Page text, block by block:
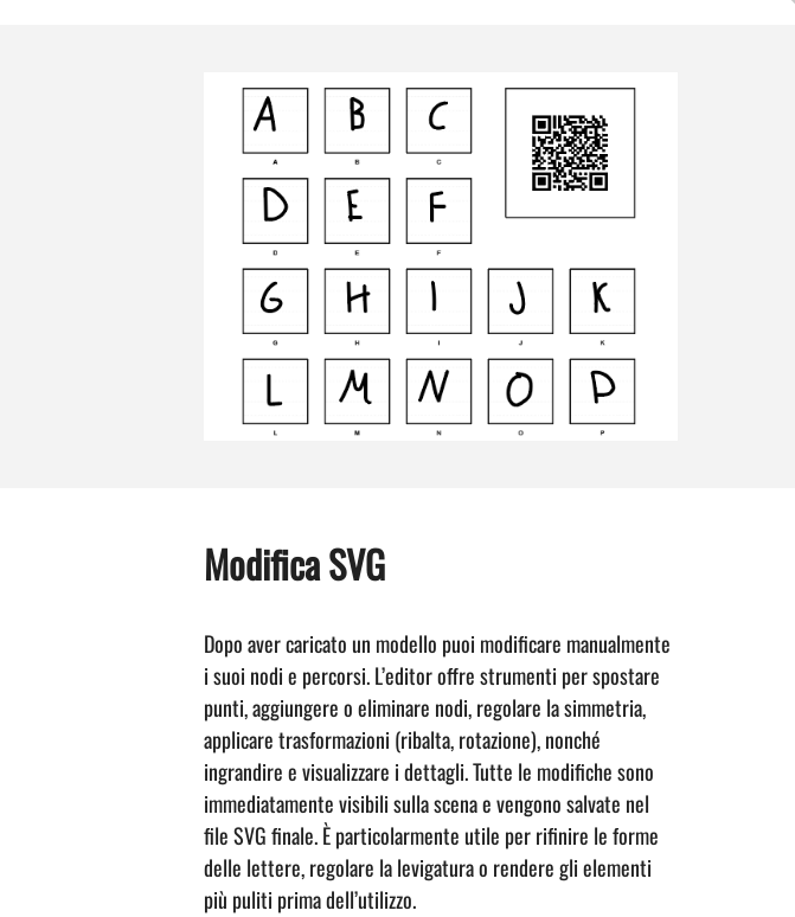
Modifica SVG
Dopo aver caricato un modello puoi modificare manualmente
i suoi nodi e percorsi. L’editor offre strumenti per spostare
punti, aggiungere o eliminare nodi, regolare la simmetria,
applicare trasformazioni (ribalta, rotazione), nonché
ingrandire e visualizzare i dettagli. Tutte le modifiche sono
immediatamente visibili sulla scena e vengono salvate nel
file SVG finale. È particolarmente utile per rifinire le forme
delle lettere, regolare la levigatura o rendere gli elementi
più puliti prima dell’utilizzo.